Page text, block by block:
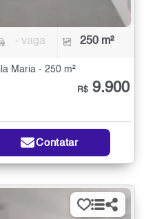
- vaga 250 m²
Maria - 250 m²
R$ 9.900
Contatar